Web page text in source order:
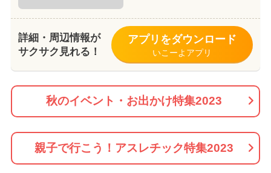
詳細・周辺情報が
サクサク見れる！
アプリをダウンロード
いこーよアプリ
秋のイベント・お出かけ特集2023
親子で行こう！アスレチック特集2023